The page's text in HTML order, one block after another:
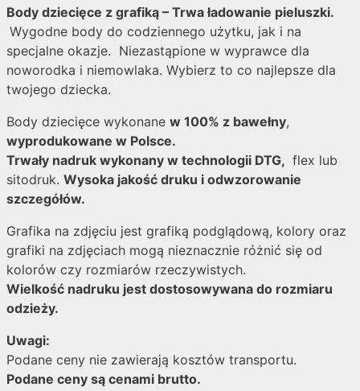
Body dziecięce z grafiką – Trwa ładowanie pieluszki.
Wygodne body do codziennego użytku, jak i na
specjalne okazje. Niezastąpione w wyprawce dla
noworodka i niemowlaka. Wybierz to co najlepsze dla
twojego dziecka.
Body dziecięce wykonane w 100% z bawełny,
wyprodukowane w Polsce.
Trwały nadruk wykonany w technologii DTG, flex lub
sitodruk. Wysoka jakość druku i odwzorowanie
szczegółów.
Grafika na zdjęciu jest grafiką podglądową, kolory oraz
grafiki na zdjęciach mogą nieznacznie różnić się od
kolorów czy rozmiarów rzeczywistych.
Wielkość nadruku jest dostosowywana do rozmiaru
odzieży.
Uwagi:
Podane ceny nie zawierają kosztów transportu.
Podane ceny są cenami brutto.